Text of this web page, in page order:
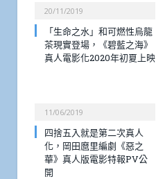
20/11/2019
「生命之水」和可燃性烏龍
茶現實登場，《碧藍之海》
真人電影化2020年初夏上映
11/06/2019
四捨五入就是第二次真人
化，岡田麿里編劇《惡之
華》真人版電影特報PV公
開